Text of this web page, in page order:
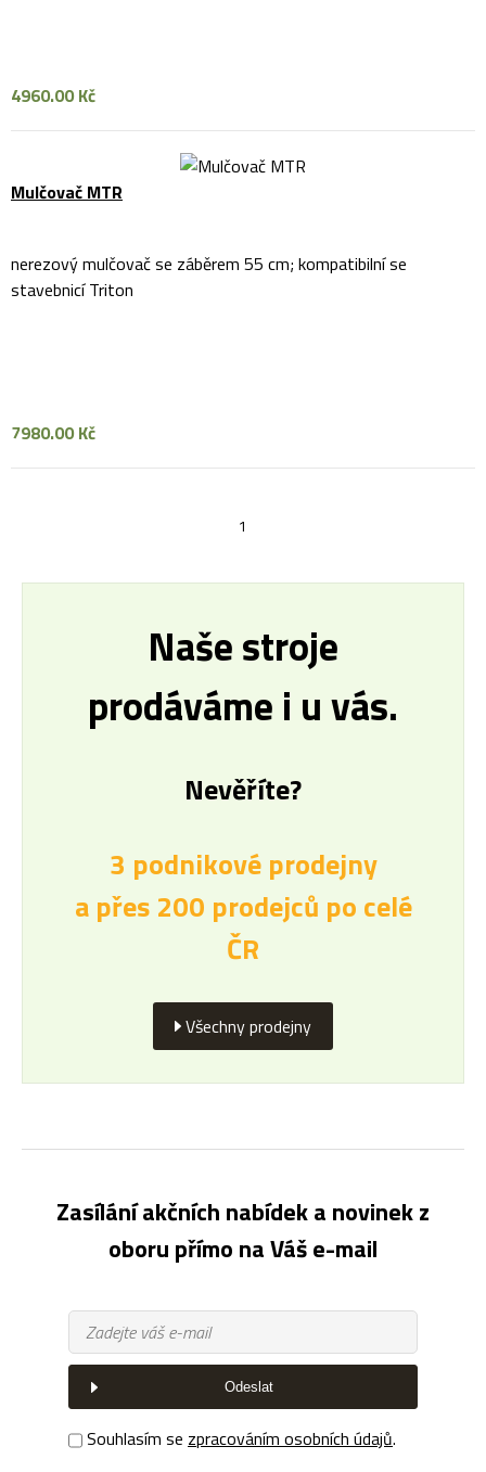
4960.00 Kč
Mulčovač MTR
nerezový mulčovač se záběrem 55 cm; kompatibilní se
stavebnicí Triton
7980.00 Kč
1
Naše stroje
prodáváme i u vás.
Nevěříte?
3 podnikové prodejny
a přes 200 prodejců po celé
ČR
Všechny prodejny
Zasílání akčních nabídek a novinek z
oboru přímo na Váš e-mail
Odeslat
Souhlasím se zpracováním osobních údajů.